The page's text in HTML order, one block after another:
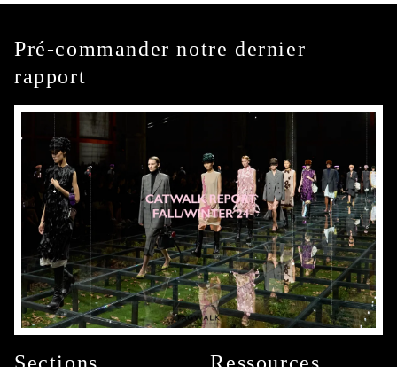
Pré-commander notre dernier
rapport
Sections
Ressources